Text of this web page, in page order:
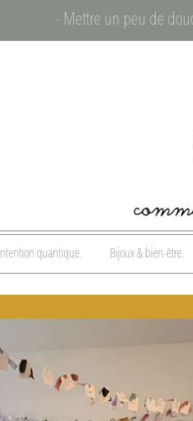
- Mettre un peu de
Intention quantique. Bijoux & bien-être.